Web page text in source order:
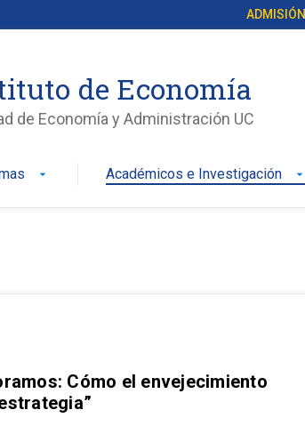
ADMISIÓN
de Economía
de Economía y Administración UC
arrow_drop_down Académicos e Investigación arrow_drop_down
Cómo el envejecimiento